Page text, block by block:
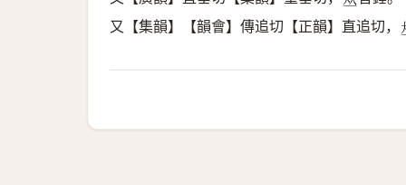
又【集韻】【韻會】傳追切【正韻】直追切，